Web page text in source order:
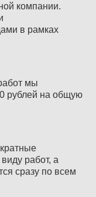
компании.
в рамках
мы
рублей на общую
работ, а
сразу по всем